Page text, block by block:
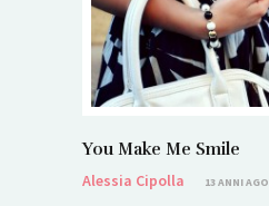
You Make Me Smile
Alessia Cipolla
13 ANNI AGO